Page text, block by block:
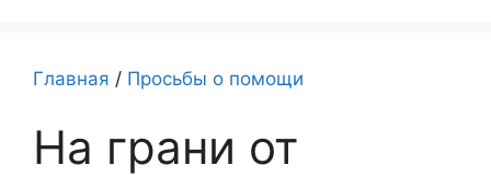
Главная / Просьбы о помощи
На грани от